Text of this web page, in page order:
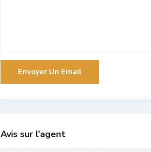
Avis sur l'agent